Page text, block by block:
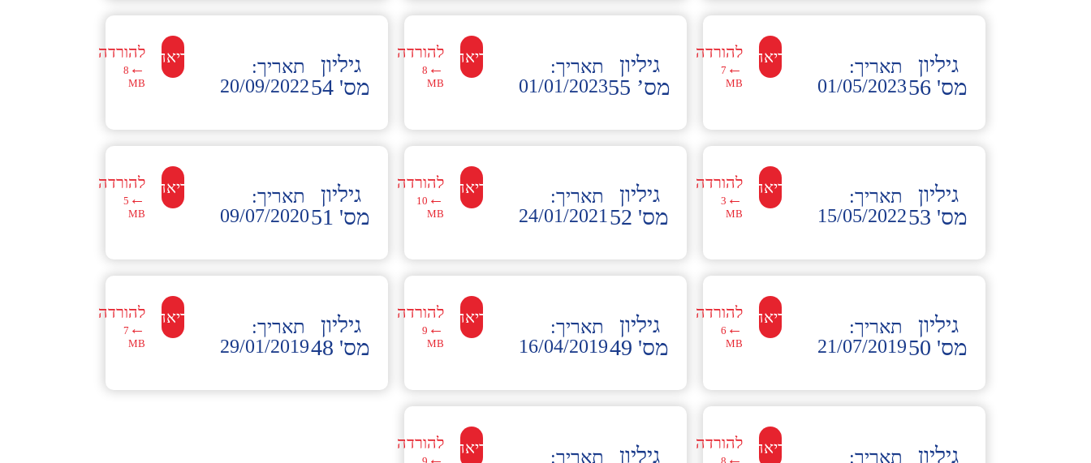
גיליון
מס' 56
תאריך:
01/05/2023
לקריאה←להורדה
←
7
MB
גיליון
מס’ 55
תאריך:
01/01/2023
לקריאה←להורדה
←
8
MB
גיליון
מס' 54
תאריך:
20/09/2022
לקריאה←להורדה
←
8
MB
גיליון
מס' 53
תאריך:
15/05/2022
לקריאה←להורדה
←
3
MB
גיליון
מס' 52
תאריך:
24/01/2021
לקריאה←להורדה
←
10
MB
גיליון
מס' 51
תאריך:
09/07/2020
לקריאה←להורדה
←
5
MB
גיליון
מס' 50
תאריך:
21/07/2019
לקריאה←להורדה
←
6
MB
גיליון
מס' 49
תאריך:
16/04/2019
לקריאה←להורדה
←
9
MB
גיליון
מס' 48
תאריך:
29/01/2019
לקריאה←להורדה
←
7
MB
גיליון
תאריך:
לקריאה←להורדה
←
גיליון
תאריך:
לקריאה←להורדה
←